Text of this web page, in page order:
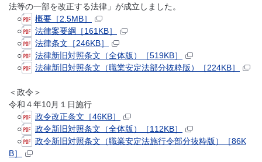
法等の一部を改正する法律」が成立しました。
○
概要［2.5MB］
○
法律案要綱［161KB］
○
法律条文［246KB］
○
法律新旧対照条文（全体版）［519KB］
○
法律新旧対照条文（職業安定法部分抜粋版）［224KB］
＜政令＞
令和４年10月１日施行
○
政令改正条文［46KB］
○
政令新旧対照条文（全体版）［112KB］
○
政令新旧対照条文（職業安定法施行令部分抜粋版）［86K
B］